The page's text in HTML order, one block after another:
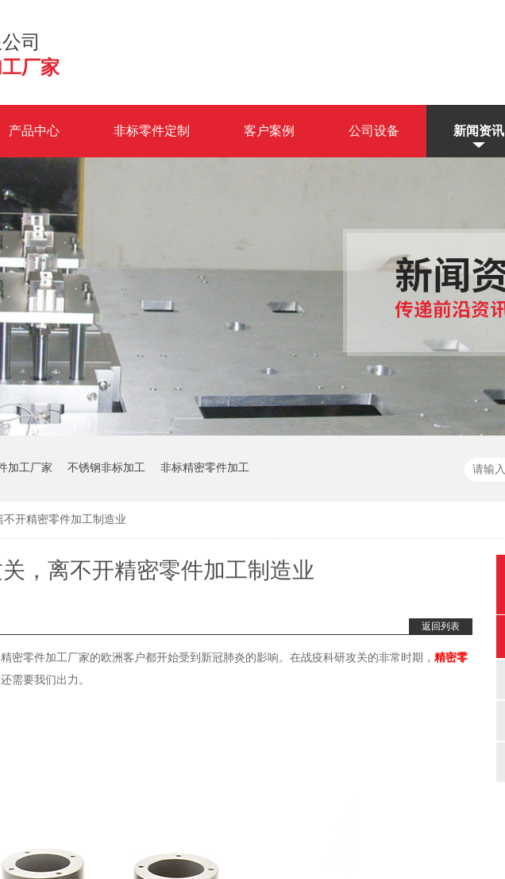
司
厂家
产品中心 非标零件定制 客户案例 公司设备 新闻资讯
加工厂家 不锈钢非标加工 非标精密零件加工
开精密零件加工制造业
，离不开精密零件加工制造业
返回列表
密零件加工厂家的欧洲客户都开始受到新冠肺炎的影响。在战疫科研攻关的非常时期， 精密零
需要我们出力。